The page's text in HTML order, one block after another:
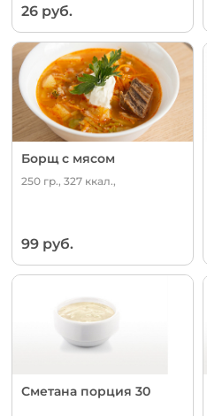
26 руб.
Борщ с мясом
250 гр., 327 ккал.,
99 руб.
Сметана порция 30